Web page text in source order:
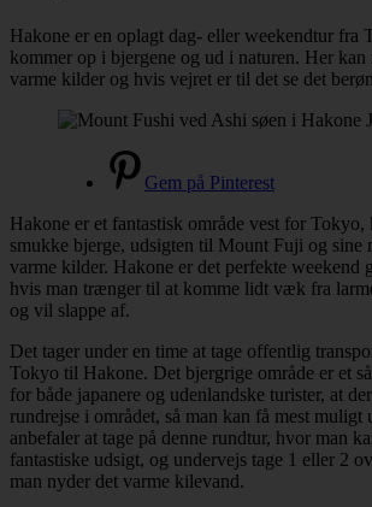
Hakone er en oplagt dag- eller weekendtur fra
kommer op i bjergene og ud i naturen. Her kan
varme kilder og hvis vejret er til det se det
Gem på Pinterest
Hakone er et fantastisk område vest for Tokyo,
smukke bjerge, udsigten til Mount Fuji og sine
varme kilder. Hakone er det perfekte weekend
hvis man trænger til at komme lidt væk fra
og vil slappe af.
Det tager under en time at tage offentlig
Tokyo til Hakone. Det bjergrige område er et
for både japanere og udenlandske turister, at
rundrejse i området, så man kan få mest
anbefaler at tage på denne rundtur, hvor man
fantastiske udsigt, og undervejs tage 1 eller 2
man nyder det varme kilevand.